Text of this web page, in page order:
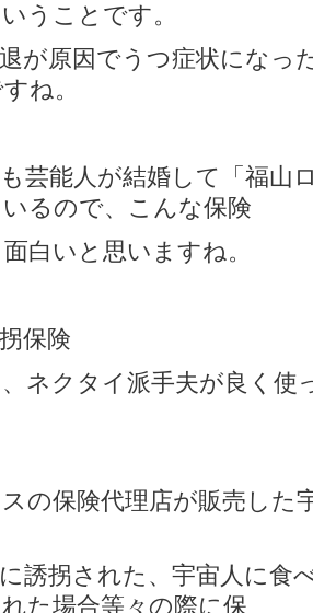
うことです。
原因でうつ症状になっ
ね。
能人が結婚して「福山
るので、こんな保険
白いと思いますね。
保険
クタイ派手夫が良く使
保険代理店が販売した
拐された、宇宙人に食
た場合等々の際に保